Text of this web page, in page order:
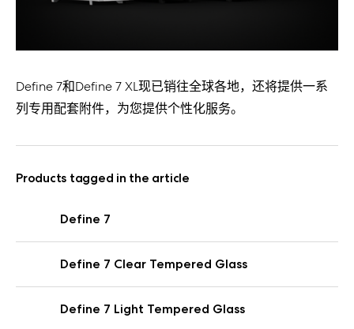
Define 7和Define 7 XL现已销往全球各地，还将提供一系
列专用配套附件，为您提供个性化服务。
Products tagged in the article
Define 7
Define 7 Clear Tempered Glass
Define 7 Light Tempered Glass